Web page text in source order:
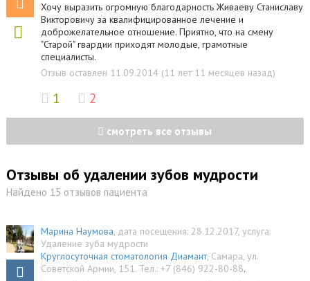
Хочу выразить огромную благодарность Живаеву Станиславу
Викторовичу за квалифицированное лечение и
доброжелательное отношение. Приятно, что на смену
"Старой" гвардии приходят молодые, грамотные
специалисты.
Отзыв оставлен 11.09.2014 (11 лет 11 месяцев назад)
1 2
смотреть все отзывы
Отзывы об удалении зубов мудрости
Найдено 15 отзывов пациента
Марина Наумова, дата посещения: 28.12.2017, услуга:
Удаление зуба мудрости
Круглосуточная стоматология Диамант, Самара, ул.
Советской Армии, 151. Тел.: +7 (846) 922-80-88.